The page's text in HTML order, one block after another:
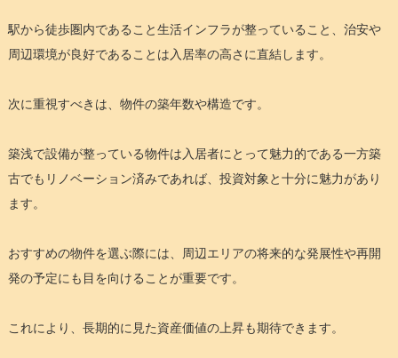
駅から徒歩圏内であること生活インフラが整っていること、治安や
周辺環境が良好であることは入居率の高さに直結します。
次に重視すべきは、物件の築年数や構造です。
築浅で設備が整っている物件は入居者にとって魅力的である一方築
古でもリノベーション済みであれば、投資対象と十分に魅力があり
ます。
おすすめの物件を選ぶ際には、周辺エリアの将来的な発展性や再開
発の予定にも目を向けることが重要です。
これにより、長期的に見た資産価値の上昇も期待できます。